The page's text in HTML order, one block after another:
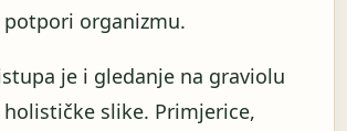
organizmu.
je i gledanje na graviolu
slike. Primjerice,